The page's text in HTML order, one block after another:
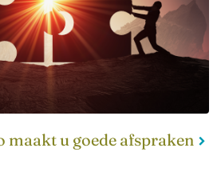
maakt u goede afspraken